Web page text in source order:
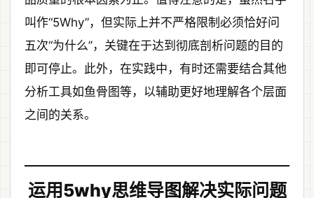
叫作“5Why”，但实际上并不严格限制必须恰好问
五次“为什么”，关键在于达到彻底剖析问题的目的
即可停止。此外，在实践中，有时还需要结合其他
分析工具如鱼骨图等，以辅助更好地理解各个层面
之间的关系。
运用5why思维导图解决实际问题